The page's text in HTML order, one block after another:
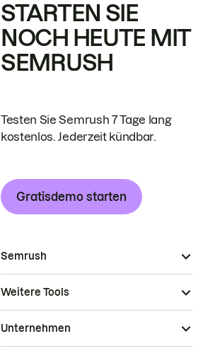
STARTEN SIE
NOCH HEUTE MIT
SEMRUSH
Testen Sie Semrush 7 Tage lang
kostenlos. Jederzeit kündbar.
Gratisdemo starten
Semrush
Weitere Tools
Unternehmen